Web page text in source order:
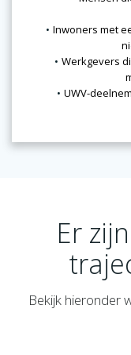
Inwoners met
Werkgevers
UWV-
Er
Bekijk hieronder